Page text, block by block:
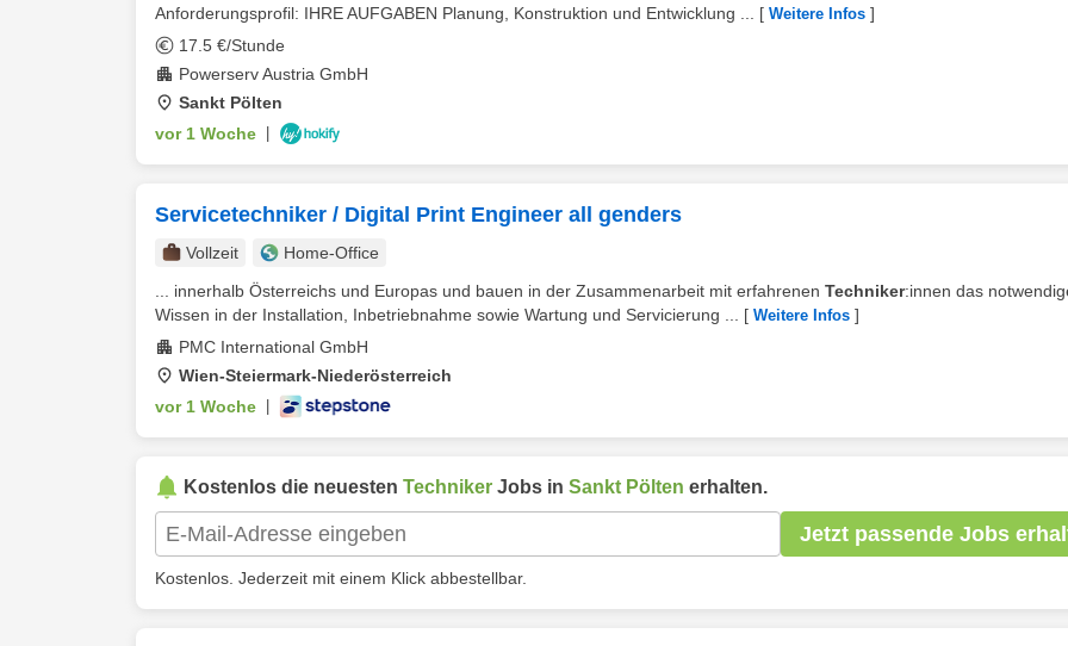
Anforderungsprofil: IHRE AUFGABEN Planung, Konstruktion und Entwicklung ...
[ Weitere Infos ]
17.5 €/Stunde
Powerserv Austria GmbH
Sankt Pölten
vor 1 Woche
Servicetechniker / Digital Print Engineer all genders
Vollzeit
Home-Office
... innerhalb Österreichs und Europas und bauen in der Zusammenarbeit mit erfahrenen Techniker:innen das
Wissen in der Installation, Inbetriebnahme sowie Wartung und Servicierung ...
[ Weitere Infos ]
PMC International GmbH
Wien-Steiermark-Niederösterreich
vor 1 Woche
Kostenlos die neuesten Techniker Jobs in Sankt Pölten erhalten.
Jetzt passende Jobs
Kostenlos. Jederzeit mit einem Klick abbestellbar.